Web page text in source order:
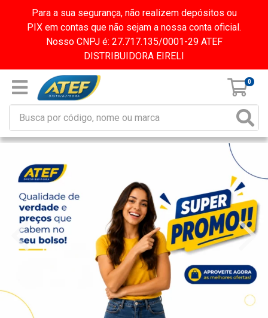
Para a sua segurança, não realizem depósitos ou
PIX em contas que não sejam a nossa conta oficial.
Nosso CNPJ é: 27.717.135/0001-29 ATEF
DISTRIBUIDORA EIRELI
0